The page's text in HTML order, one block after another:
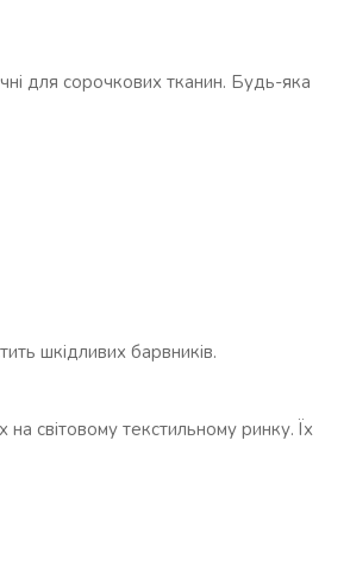
для сорочкових тканин. Будь-яка
шкідливих барвників.
світовому текстильному ринку. Їх